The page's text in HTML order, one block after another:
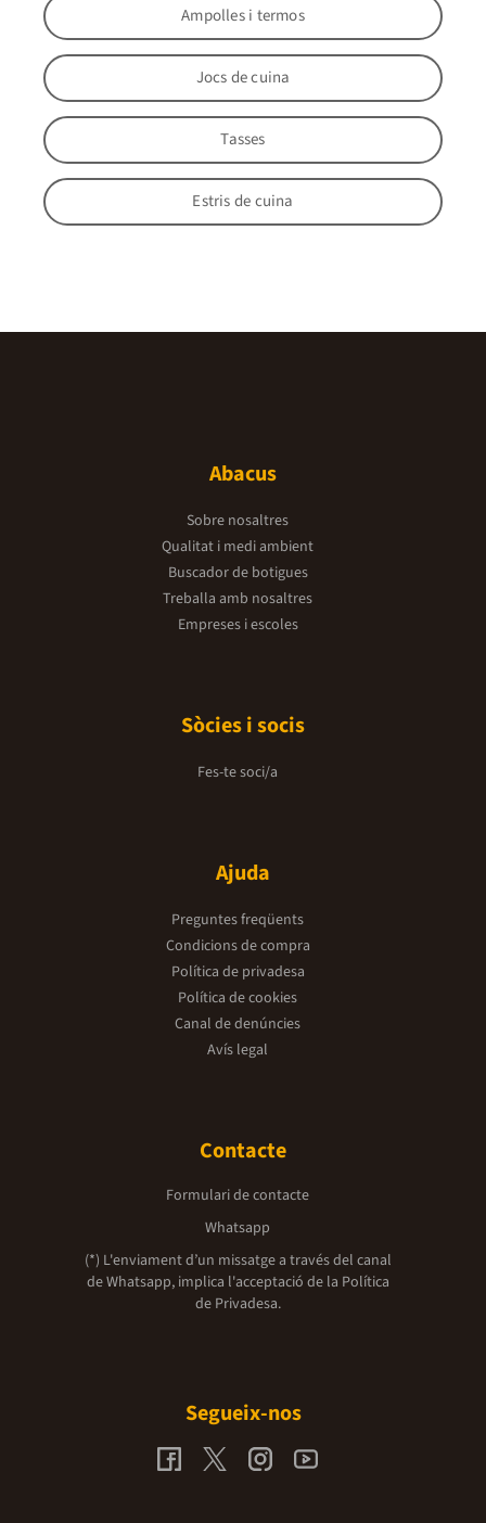
Ampolles i termos
Jocs de cuina
Tasses
Estris de cuina
Abacus
Sobre nosaltres
Qualitat i medi ambient
Buscador de botigues
Treballa amb nosaltres
Empreses i escoles
Sòcies i socis
Fes-te soci/a
Ajuda
Preguntes freqüents
Condicions de compra
Política de privadesa
Política de cookies
Canal de denúncies
Avís legal
Contacte
Formulari de contacte
Whatsapp
(*) L'enviament d’un missatge a través del canal
de Whatsapp, implica l'acceptació de la Política
de Privadesa.
Segueix-nos